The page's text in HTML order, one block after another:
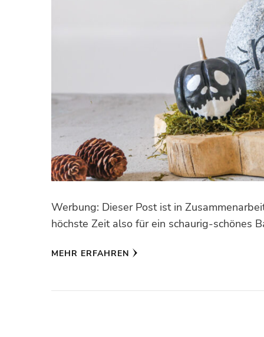
Werbung: Dieser Post ist in
höchste Zeit also für ein schaurig-schönes
MEHR ERFAHREN